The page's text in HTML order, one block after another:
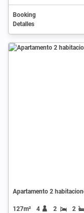
Booking
Detalles
Apartamento 2
127m² 4 2
2